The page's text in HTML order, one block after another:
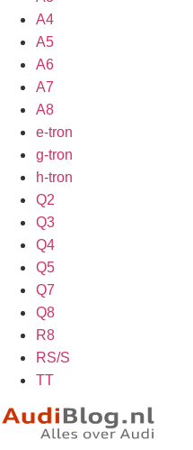
A4
A5
A6
A7
A8
e-tron
g-tron
h-tron
Q2
Q3
Q4
Q5
Q7
Q8
R8
RS/S
TT